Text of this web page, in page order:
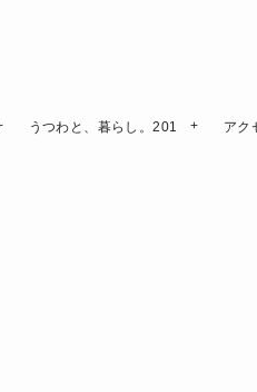
うつわと、暮らし。201 アク